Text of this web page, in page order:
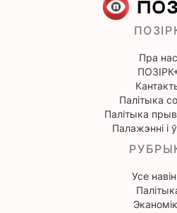
Пра нас
Палітыка
Палітыка
Палажэнні і
Усе